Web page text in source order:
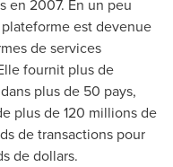
en 2007. En un peu
est devenue
de services
fournit plus de
plus de 50 pays,
plus de 120 millions de
de transactions pour
de dollars.